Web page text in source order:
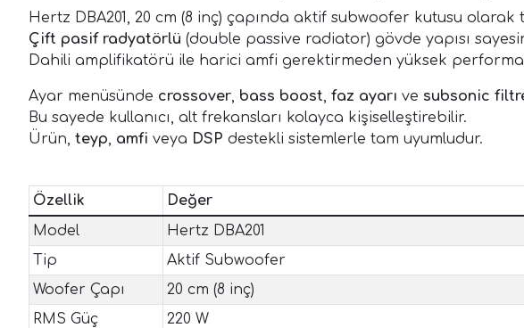
Hertz DBA201, 20 cm (8 inç) çapında aktif subwoofer kutusu olarak
Çift pasif radyatörlü (double passive radiator) gövde yapısı
Dahili amplifikatörü ile harici amfi gerektirmeden yüksek
Ayar menüsünde crossover, bass boost, faz ayarı ve subsonic
Bu sayede kullanıcı, alt frekansları kolayca kişiselleştirebilir.
Ürün, teyp, amfi veya DSP destekli sistemlerle tam uyumludur.
Özellik
Değer
Model
Hertz DBA201
Tip
Aktif Subwoofer
Woofer Çapı
20 cm (8 inç)
RMS Güç
220 W